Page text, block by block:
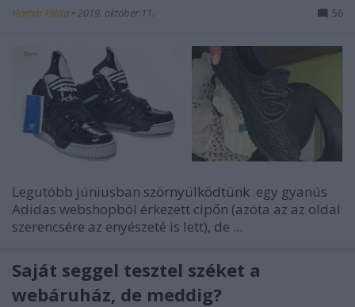
Homár Hilda • 2019. október 11. 56
Legutóbb júniusban szörnyülködtünk egy gyanús
Adidas webshopból érkezett cipőn (azóta az az oldal
szerencsére az enyészeté is lett), de ...
Saját seggel tesztel széket a
webáruház, de meddig?